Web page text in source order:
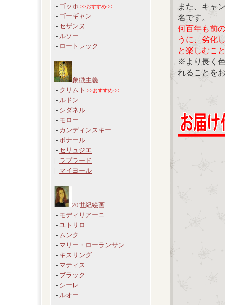
|- ゴッホ >>おすすめ<<
|- ゴーギャン
|- セザンヌ
|- ルソー
|- ロートレック
象徴主義
|- クリムト >>おすすめ<<
|- ルドン
|- シダネル
|- モロー
|- カンディンスキー
|- ボナール
|- セリュジエ
|- ラプラード
|- マイヨール
20世紀絵画
|- モディリアーニ
|- ユトリロ
|- ムンク
|- マリー・ローランサン
|- キスリング
|- マティス
|- ブラック
|- シーレ
|- ルオー
また、キャ
名です。
何百年も前
うに、劣化
と楽しむこ
※より長く
れることを